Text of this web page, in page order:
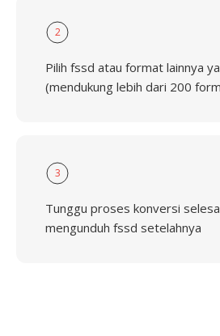
2
Pilih fssd atau format lainnya
(mendukung lebih dari 200
3
Tunggu proses konversi
mengunduh fssd setelahnya